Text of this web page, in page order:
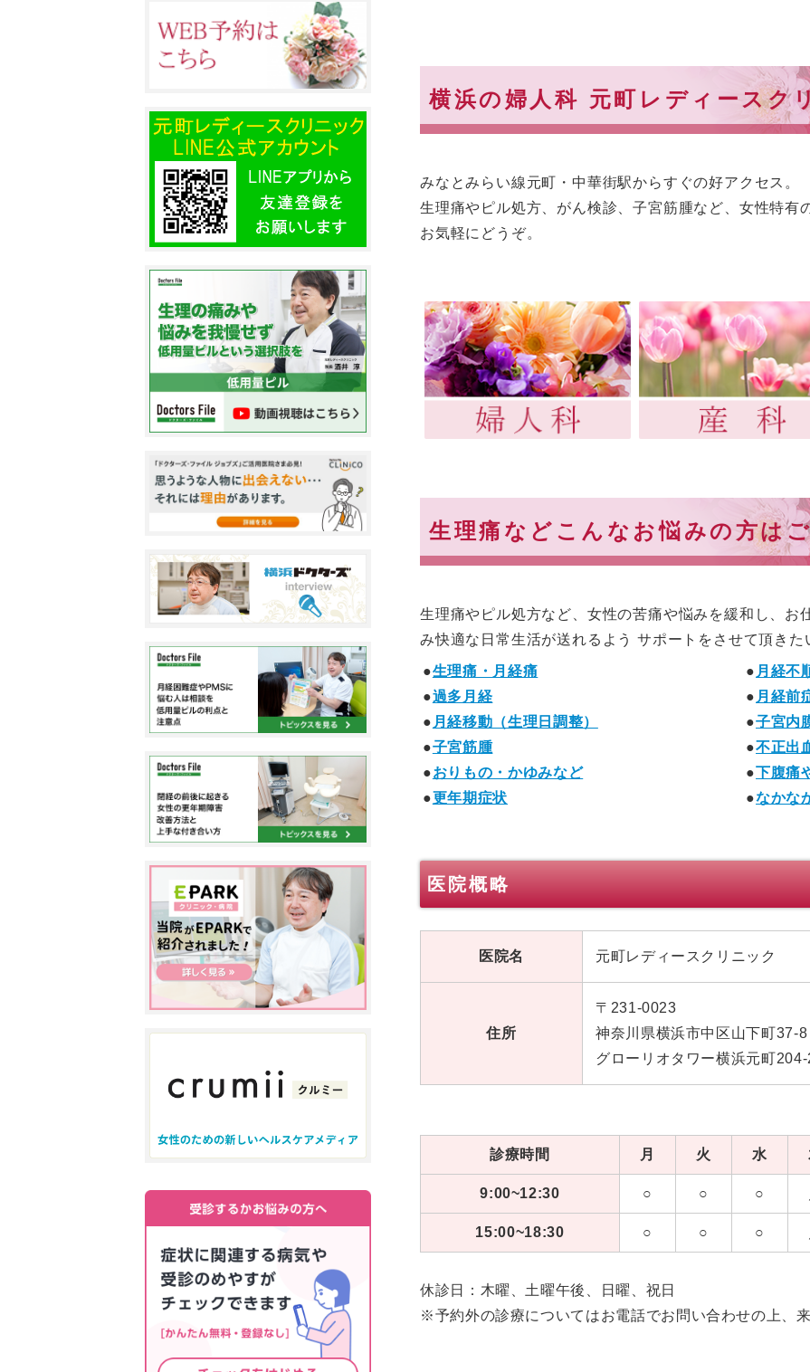
横浜の婦人科 元町レディースク
みなとみらい線元町・中華街駅からすぐの好アクセス。
生理痛やピル処方、がん検診、子宮筋腫など、女性特有
お気軽にどうぞ。
生理痛などこんなお悩みの方は
生理痛やピル処方など、女性の苦痛や悩みを緩和し、お
み快適な日常生活が送れるよう サポートをさせて頂きた
生理痛・月経痛
月経不
過多月経
月経前
月経移動（生理日調整）
子宮内
子宮筋腫
不正出
おりもの・かゆみなど
下腹痛
更年期症状
なかな
医院概略
医院名 元町レディースクリニック
住所
〒231-0023
神奈川県横浜市中区山下町37-8
グローリオタワー横浜元町204-
診療時間 月 火 水
9:00~12:30 ○ ○ ○
15:00~18:30 ○ ○ ○
休診日：木曜、土曜午後、日曜、祝日
※予約外の診療についてはお電話でお問い合わせの上、来